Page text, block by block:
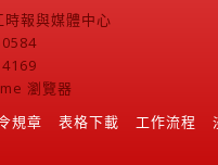
報與媒體中心
瀏覽器
規章 表格下載 工作流程